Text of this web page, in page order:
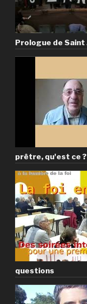
Prologue de
prêtre, qu'est ce ?
questions